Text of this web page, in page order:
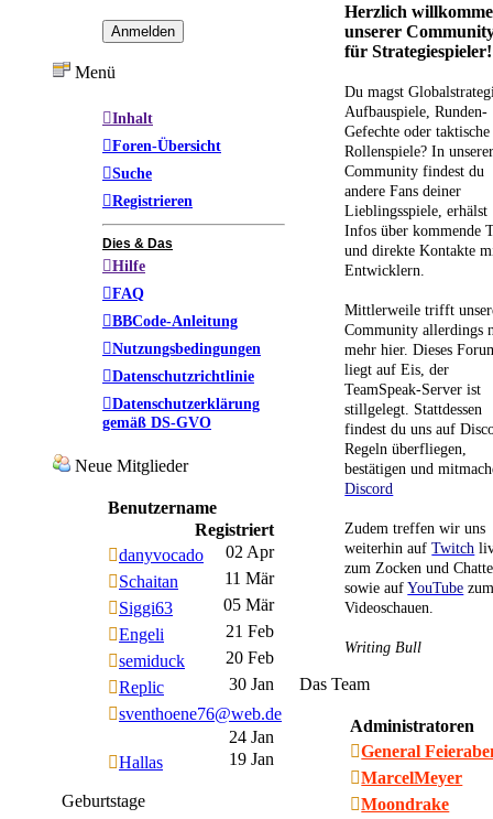
Menü
Inhalt
Foren-Übersicht
Suche
Registrieren
Dies & Das
Hilfe
FAQ
BBCode-Anleitung
Nutzungsbedingungen
Datenschutzrichtlinie
Datenschutzerklärung
gemäß DS-GVO
Neue Mitglieder
Benutzername
Registriert
danyvocado
02 Apr
Schaitan
11 Mär
Siggi63
05 Mär
Engeli
21 Feb
semiduck
20 Feb
Replic
30 Jan
sventhoene76@web.de
24 Jan
Hallas
19 Jan
Geburtstage
Herzlich
unserer
für Strategiespieler!
Du magst
Aufbauspiele, Runden-
Gefechte oder taktische
Rollenspiele? In
Community findest du
andere Fans deiner
Lieblingsspiele, erhälst
Infos über kommende
und direkte Kontakte
Entwicklern.
Mittlerweile trifft
Community allerdings
mehr hier. Dieses
liegt auf Eis, der
TeamSpeak-Server ist
stillgelegt. Stattdessen
findest du uns auf
Regeln überfliegen,
bestätigen und
Discord
Zudem treffen wir uns
weiterhin aufTwitch
zum Zocken und
sowie aufYouTube
Videoschauen.
Writing Bull
Das Team
Administratoren
General
MarcelMeyer
Moondrake